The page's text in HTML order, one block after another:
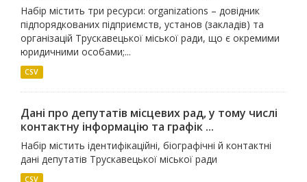
Набір містить три ресурси: organizations – довідник
підпорядкованих підприємств, установ (закладів) та
організацій Трускавецької міської ради, що є окремими
юридичними особами;...
CSV
Дані про депутатів місцевих рад, у тому числі
контактну інформацію та графік ...
Набір містить ідентифікаційні, біографічні й контактні
дані депутатів Трускавецької міської ради
CSV